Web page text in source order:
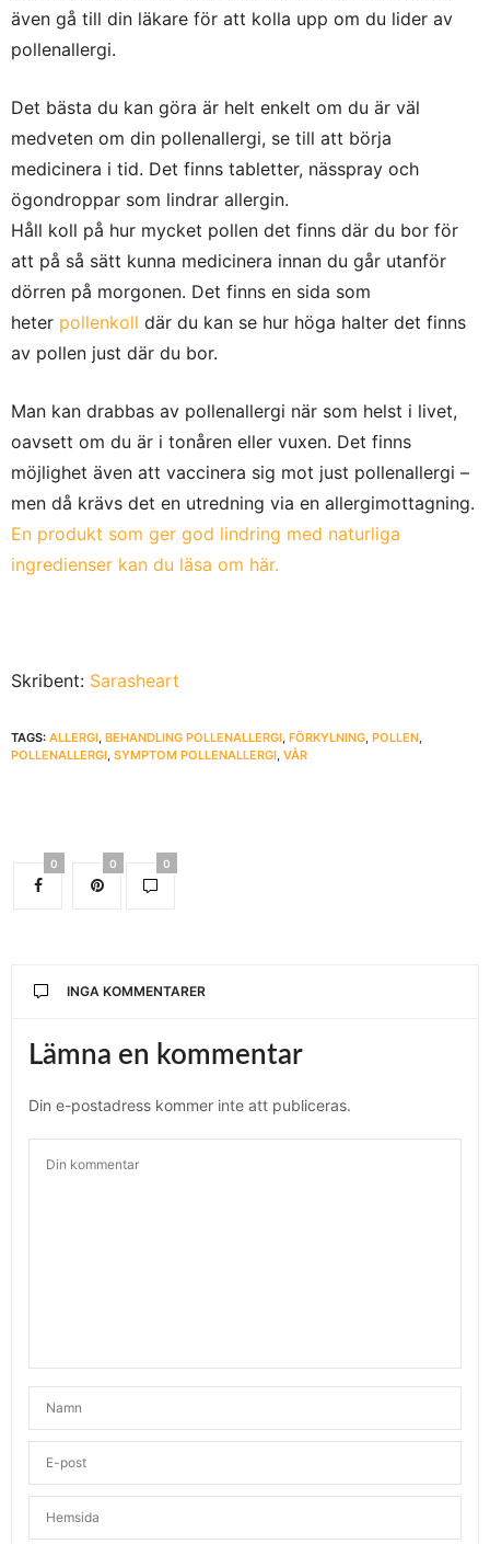
även gå till din läkare för att kolla upp om du lider av
pollenallergi.
Det bästa du kan göra är helt enkelt om du är väl
medveten om din pollenallergi, se till att börja
medicinera i tid. Det finns tabletter, nässpray och
ögondroppar som lindrar allergin.
Håll koll på hur mycket pollen det finns där du bor för
att på så sätt kunna medicinera innan du går utanför
dörren på morgonen. Det finns en sida som
heter pollenkoll där du kan se hur höga halter det finns
av pollen just där du bor.
Man kan drabbas av pollenallergi när som helst i livet,
oavsett om du är i tonåren eller vuxen. Det finns
möjlighet även att vaccinera sig mot just pollenallergi –
men då krävs det en utredning via en allergimottagning.
En produkt som ger god lindring med naturliga
ingredienser kan du läsa om här.
Skribent: Sarasheart
TAGS: ALLERGI BEHANDLING POLLENALLERGI FÖRKYLNING POLLEN
POLLENALLERGI SYMPTOM POLLENALLERGI VÅR
0 0 0
INGA KOMMENTARER
Lämna en kommentar
Din e-postadress kommer inte att publiceras.